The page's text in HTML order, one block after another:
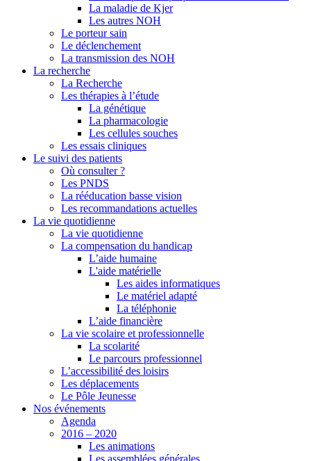
La maladie de Kjer
Les autres NOH
Le porteur sain
Le déclenchement
La transmission des NOH
La recherche
La Recherche
Les thérapies à l’étude
La génétique
La pharmacologie
Les cellules souches
Les essais cliniques
Le suivi des patients
Où consulter ?
Les PNDS
La rééducation basse vision
Les recommandations actuelles
La vie quotidienne
La vie quotidienne
La compensation du handicap
L’aide humaine
L'aide matérielle
Les aides informatiques
Le matériel adapté
La téléphonie
L’aide financière
La vie scolaire et professionnelle
La scolarité
Le parcours professionnel
L’accessibilité des loisirs
Les déplacements
Le Pôle Jeunesse
Nos événements
Agenda
2016 – 2020
Les animations
Les assemblées générales